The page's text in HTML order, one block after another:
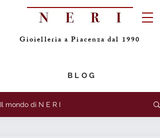
Gioielleria a Piacenza dal 1990
BLOG
Il mondo di N E R I